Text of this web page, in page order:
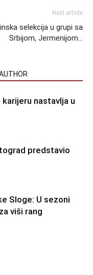
Next article
selekcija u grupi sa
Srbijom, Jermenijom…
nastavlja u
predstavio
Sloge: U sezoni
viši rang